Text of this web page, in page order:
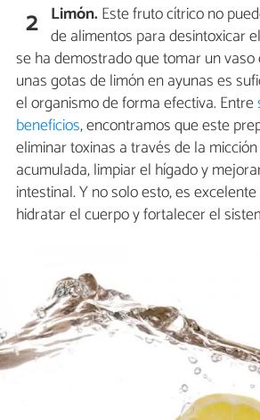
2 Limón.Este fruto cítrico no
de alimentos para desintoxicar
se ha demostrado que tomar un
unas gotas de limón en ayunas es
el organismo de forma efectiva. Entre
beneficios, encontramos que este
eliminar toxinas a través de la
acumulada, limpiar el hígado y
intestinal. Y no solo esto, es
hidratar el cuerpo y fortalecer el